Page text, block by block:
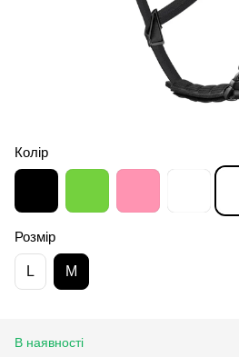
Колір
Розмір
L M
В наявності